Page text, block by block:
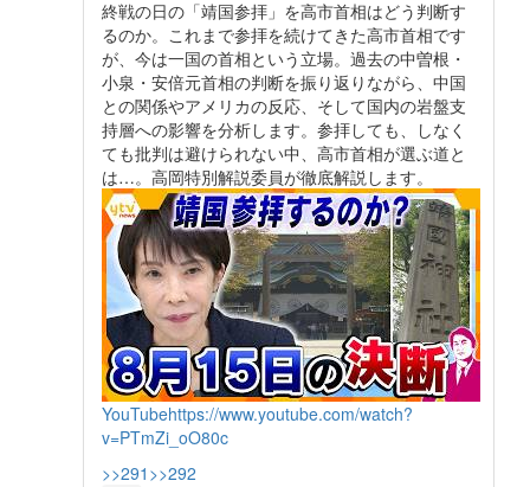
終戦の日の「靖国参拝」を高市首相はどう判断す
るのか。これまで参拝を続けてきた高市首相です
が、今は一国の首相という立場。過去の中曽根・
小泉・安倍元首相の判断を振り返りながら、中国
との関係やアメリカの反応、そして国内の岩盤支
持層への影響を分析します。参拝しても、しなく
ても批判は避けられない中、高市首相が選ぶ道と
は…。高岡特別解説委員が徹底解説します。
YouTubehttps://www.youtube.com/watch?
v=PTmZi_oO80c
>>291 >>292